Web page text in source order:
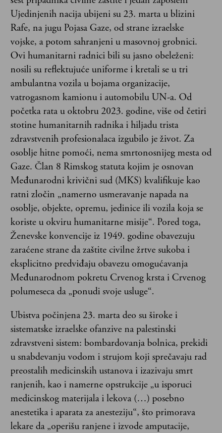
Ujedinjenih nacija ubijeni su 23. marta u blizini
Rafe, na jugu Pojasa Gaze, od strane izraelske
vojske, a potom sahranjeni u masovnoj grobnici.
Ovi humanitarni radnici bili su jasno obeleženi:
nosili su reflektujuće uniforme i kretali se u tri
ambulantna vozila u bojama organizacije,
vatrogasnom kamionu i automobilu UN-a. Od
početka rata u oktobru 2023. godine, više od četiri
stotine humanitarnih radnika i hiljadu trista
zdravstvenih profesionalaca izgubilo je život. Za
osoblje hitne pomoći, nema smrtonosnijeg mesta od
Gaze. Član 8 Rimskog statuta kojim je osnovan
Međunarodni krivični sud (MKS) kvalifikuje kao
ratni zločin „namerno usmeravanje napada na
osoblje, objekte, opremu, jedinice ili vozila koja se
koriste u okviru humanitarne misije“. Pored toga,
Ženevske konvencije iz 1949. godine obavezuju
zaraćene strane da zaštite civilne žrtve sukoba i
eksplicitno predviđaju obavezu omogućavanja
Međunarodnom pokretu Crvenog krsta i Crvenog
polumeseca da „ponudi svoje usluge“.
Ubistva počinjena 23. marta deo su široke i
sistematske izraelske ofanzive na palestinski
zdravstveni sistem: bombardovanja bolnica, prekidi
u snabdevanju vodom i strujom koji sprečavaju rad
preostalih medicinskih ustanova i izazivaju smrt
ranjenih, kao i namerne opstrukcije „u isporuci
medicinskog materijala i lekova (…) posebno
anestetika i aparata za anesteziju“, što primorava
lekare da „operišu ranjene i izvode amputacije,